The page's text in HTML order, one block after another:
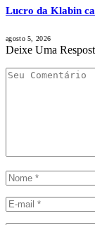
Lucro da Klabin
agosto 5, 2026
Deixe Uma